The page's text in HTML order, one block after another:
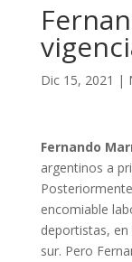
Dic 15, 2021 |
Fernando
argentinos a
encomiable
deportistas,
sur. Pero